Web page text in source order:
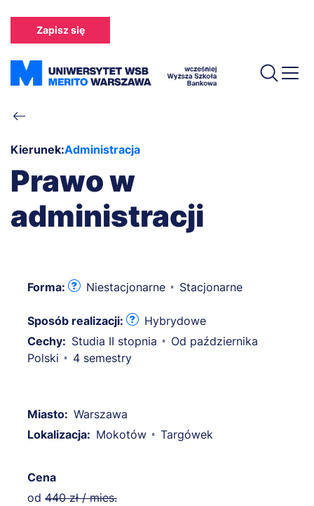
treści
Zapisz się
Ścieżka
nawigacyjna
Kierunek:Administracja
Prawo w
administracji
Forma: Niestacjonarne Stacjonarne
Sposób realizacji:
Hybrydowe
Cechy: Studia II stopnia
Od października
Polski
4 semestry
Miasto: Warszawa
Lokalizacja: Mokotów Targówek
Cena
od 440 zł / mies.